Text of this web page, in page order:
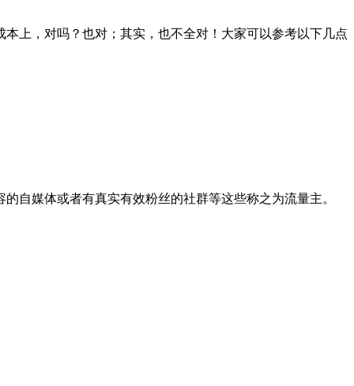
上，对吗？也对；其实，也不全对！大家可以参考以下几点
自媒体或者有真实有效粉丝的社群等这些称之为流量主。